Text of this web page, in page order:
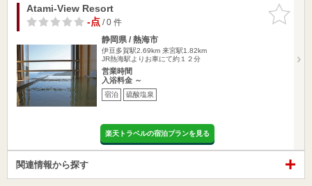
お気に入
りに追加
Atami-View Resort
-点/ 0 件
静岡県 / 熱海市
伊豆多賀駅2.69km 来宮駅1.82km
JR熱海駅よりお車にて約１２分
営業時間
入浴料金 ～
宿泊 硫酸塩泉
楽天トラベルの宿泊プランを見る
関連情報から探す